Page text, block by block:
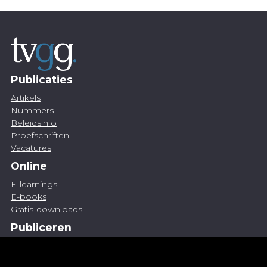
Publicaties
Artikels
Nummers
Beleidsinfo
Proefschriften
Vacatures
Online
E-learnings
E-books
Gratis-downloads
Publiceren